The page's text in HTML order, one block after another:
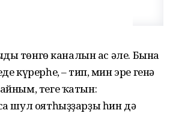
төнгө каналын ас әле. Бына
күрер­һең, – тип, мин эре генә
теге ҡатын:
шул оятһыҙ­ҙарҙы һин дә